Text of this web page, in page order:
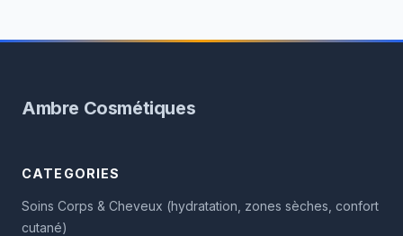
Ambre Cosmétiques
CATEGORIES
Soins Corps & Cheveux (hydratation, zones sèches, confort
cutané)